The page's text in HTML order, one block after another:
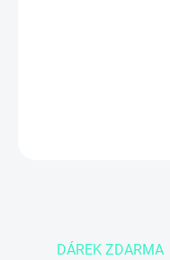
DÁREK ZDARMA